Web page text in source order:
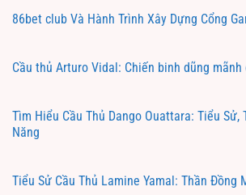
86bet club Và Hành Trình Xây Dựng Cổng
Cầu thủ Arturo Vidal: Chiến binh dũng mãnh
Tìm Hiểu Cầu Thủ Dango Ouattara: Tiểu Sử,
Năng
Tiểu Sử Cầu Thủ Lamine Yamal: Thần Đồng